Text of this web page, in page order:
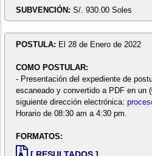
SUBVENCIÓN: S/. 930.00 Soles
POSTULA: El 28 de Enero de 2022
COMO POSTULAR:
- Presentación del expediente de
escaneado y convertido a PDF en un
siguiente dirección electrónica:
Horario de 08:30 am a 4:30 pm.
FORMATOS:
[ RESULTADOS ]